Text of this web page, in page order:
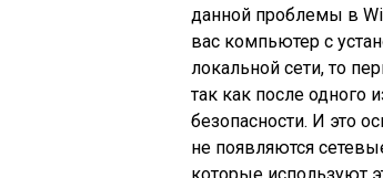
данной проблемы в
вас компьютер с
локальной сети, то
так как после одного
безопасности. И это
не появляются